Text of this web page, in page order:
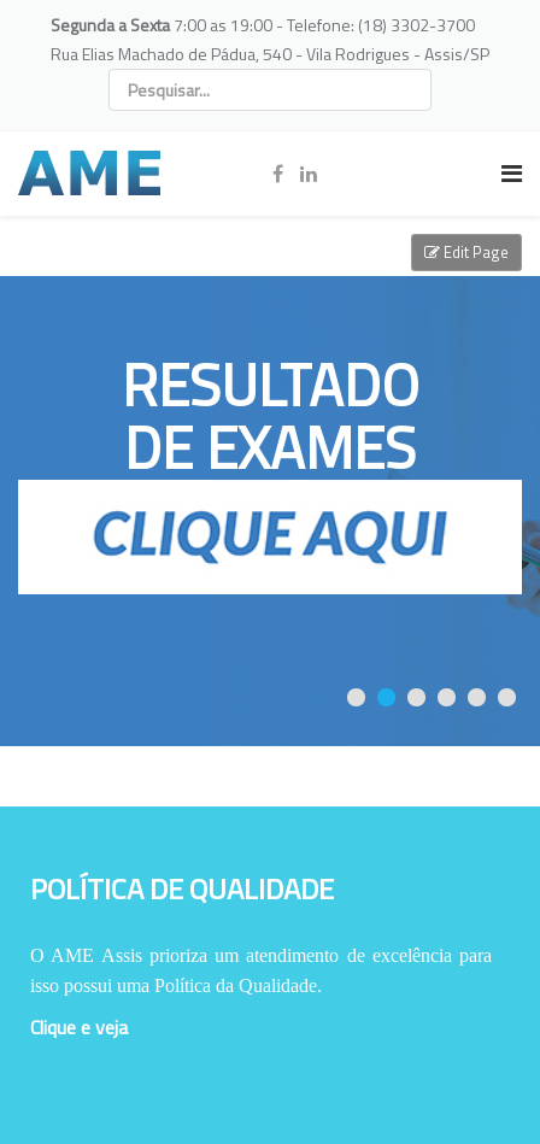
Segunda a Sexta7:00 as 19:00 - Telefone: (18) 3302-3700
Rua Elias Machado de Pádua, 540 - Vila Rodrigues - Assis/SP
RESULTADO
DE EXAMES
POLÍTICA DE QUALIDADE
O AME Assis prioriza um atendimento de excelência para
isso possui uma Política da Qualidade.
Clique e veja
Edit Page